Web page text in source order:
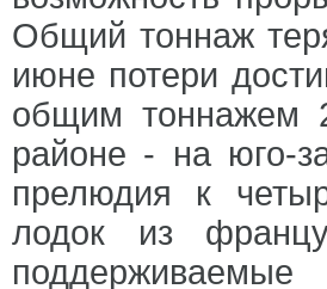
Общий тоннаж
июне потери
общим тоннажем
районе - на юго-
прелюдия к
лодок из